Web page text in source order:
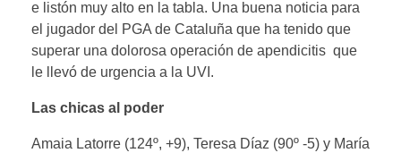
e listón muy alto en la tabla. Una buena noticia para
el jugador del PGA de Cataluña que ha tenido que
superar una dolorosa operación de apendicitis que
le llevó de urgencia a la UVI.
Las chicas al poder
Amaia Latorre (124º, +9), Teresa Díaz (90º -5) y María